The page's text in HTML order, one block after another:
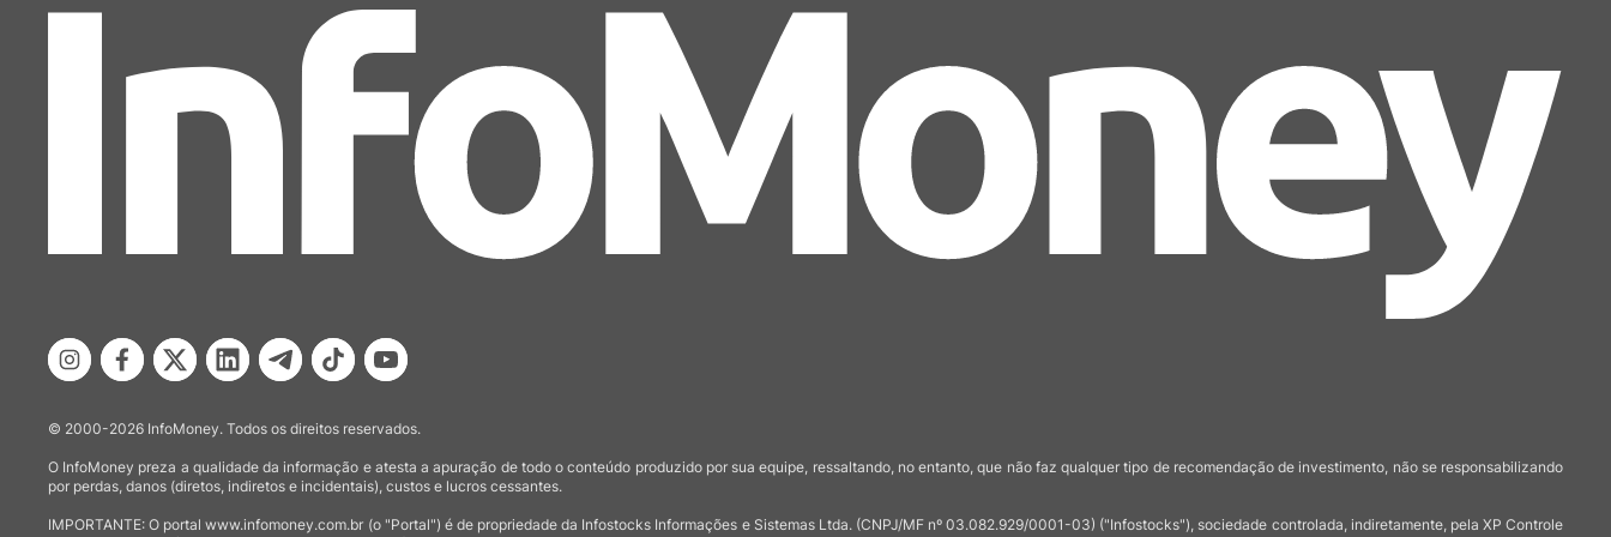
© 2000-2026 InfoMoney. Todos os direitos reservados.
O InfoMoney preza a qualidade da informação e atesta a apuração de todo o conteúdo produzido por sua equipe, ressaltando, no entanto, que não faz qualquer tipo de recomendação de investimento, não se responsabilizando
por perdas, danos (diretos, indiretos e incidentais), custos e lucros cessantes.
IMPORTANTE: O portal www.infomoney.com.br (o "Portal") é de propriedade da Infostocks Informações e Sistemas Ltda. (CNPJ/MF nº 03.082.929/0001-03) ("Infostocks"), sociedade controlada, indiretamente, pela XP Controle